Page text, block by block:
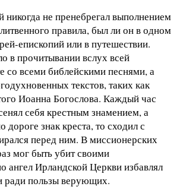
никогда не пренебрегал выполнением
правила, был ли он в одном
епископий или в путешествии.
в прочитывании вслух всей
со всеми библейскими песнями, а
текстов, таких как
Иоанна Богослова. Каждый час
себя крестным знамением, а
дороге знак креста, то сходил с
перед ним. В миссионерских
мог быть убит своими
ангел Ирландской Церкви избавлял
ради пользы верующих.